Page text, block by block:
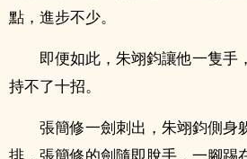
點，進步不少。
即便如此，朱翊鈞讓他一隻手
持不了十招。
張簡修一劍刺出，朱翊鈞側身